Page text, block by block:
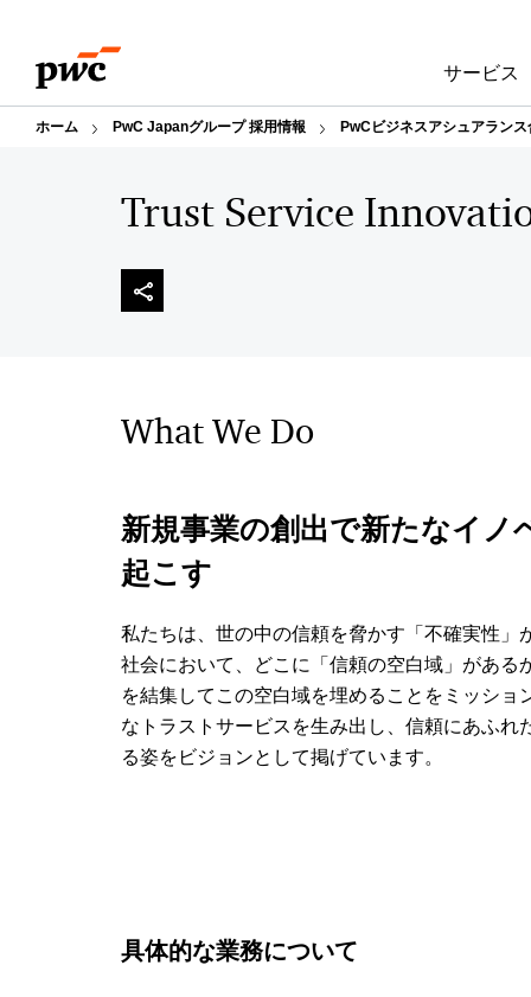
content
footer
サービス
ホーム PwC Japanグループ 採用情報 PwCビジネスアシュアラン
Trust Service
What We Do
新規事業の創出で新たなイノ
起こす
私たちは、世の中の信頼を脅かす「不確実性」
社会において、どこに「信頼の空白域」がある
を結集してこの空白域を埋めることをミッショ
なトラストサービスを生み出し、信頼にあふれ
る姿をビジョンとして掲げています。
具体的な業務について